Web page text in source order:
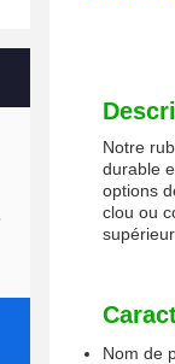
Notre
durable
options
clou ou
Nom de